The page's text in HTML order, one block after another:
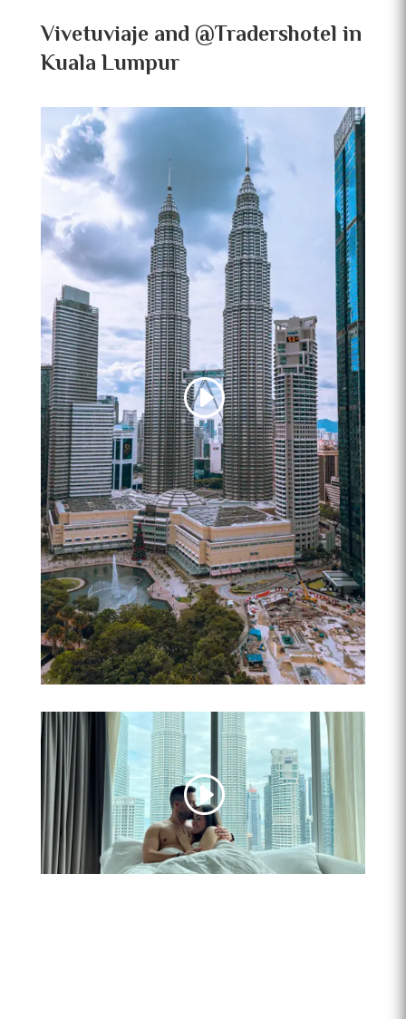
Vivetuviaje and @Tradershotel in
Kuala Lumpur